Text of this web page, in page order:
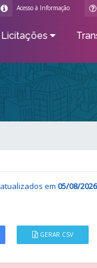
Acesso à Informação
Licitações
em 05/08/
GERAR CSV